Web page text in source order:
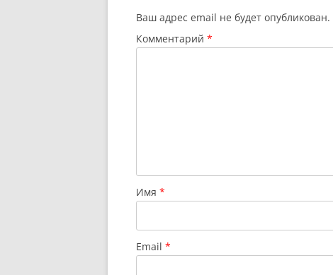
Ваш адрес email не будет опубликован.
Комментарий *
Имя *
Email *